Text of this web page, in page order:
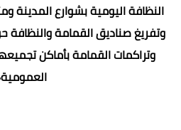
النظافة اليومية بشوارع المدينة
وتفريغ صناديق القمامة والنظافة
وتراكمات القمامة بأماكن
العمومية٠